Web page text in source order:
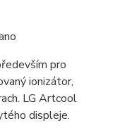
pro
ionizátor,
LG Artcool
displeje.